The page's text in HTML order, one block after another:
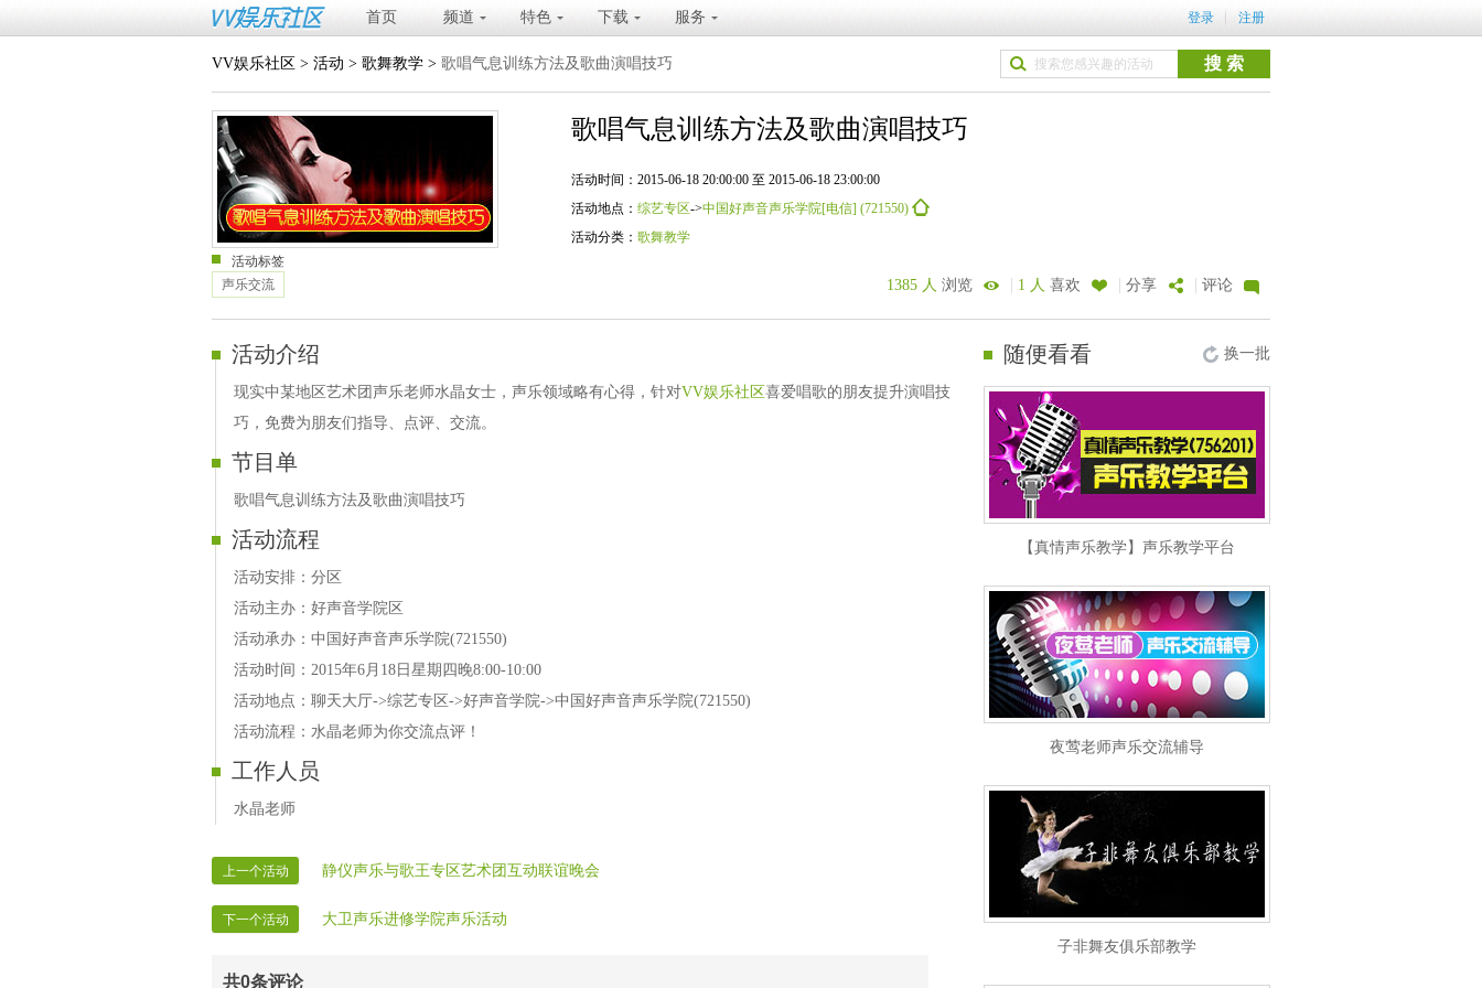
首页 频道 特色 下载 服务 登录 注册
VV娱乐社区 > 活动 > 歌舞教学 > 歌唱气息训练方法及歌曲演唱技巧
歌唱气息训练方法及歌曲演唱技巧
活动时间：2015-06-18 20:00:00 至 2015-06-18 23:00:00
活动地点： 综艺专区->中国好声音声乐学院[电信] (721550)
活动分类： 歌舞教学
活动标签
声乐交流
1385 人 浏览 | 1 人 喜欢 | 分享 | 评论
活动介绍
现实中某地区艺术团声乐老师水晶女士，声乐领域略有心得，针对VV娱乐社区喜爱唱歌的朋友提升演唱技
巧，免费为朋友们指导、点评、交流。
节目单
歌唱气息训练方法及歌曲演唱技巧
活动流程
活动安排：分区
活动主办：好声音学院区
活动承办：中国好声音声乐学院(721550)
活动时间：2015年6月18日星期四晚8:00-10:00
活动地点：聊天大厅->综艺专区->好声音学院->中国好声音声乐学院(721550)
活动流程：水晶老师为你交流点评！
工作人员
水晶老师
上一个活动 静仪声乐与歌王专区艺术团互动联谊晚会
下一个活动 大卫声乐进修学院声乐活动
共0条评论
随便看看 换一批
【真情声乐教学】声乐教学平台
夜莺老师声乐交流辅导
子非舞友俱乐部教学